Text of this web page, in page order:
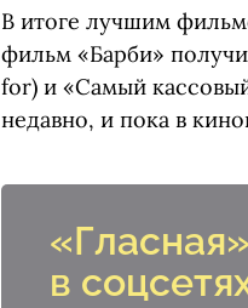
В итоге лучшим
фильм «Барби»
for) и «Самый
недавно, и пока в
«Гласная»
в